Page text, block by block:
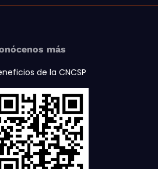
más
de la CNCSP